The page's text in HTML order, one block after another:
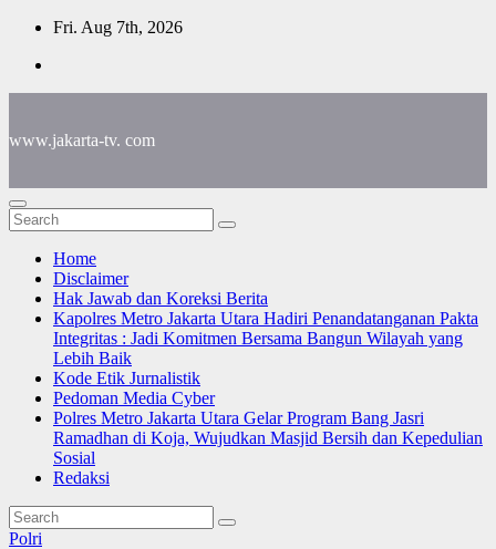
Skip
content
Fri. Aug 7th, 2026
www.jakarta-tv. com
Home
Disclaimer
Hak Jawab dan Koreksi Berita
Kapolres Metro Jakarta Utara Hadiri Penandatanganan Pakta
Integritas : Jadi Komitmen Bersama Bangun Wilayah yang
Lebih Baik
Kode Etik Jurnalistik
Pedoman Media Cyber
Polres Metro Jakarta Utara Gelar Program Bang Jasri
Ramadhan di Koja, Wujudkan Masjid Bersih dan Kepedulian
Sosial
Redaksi
Polri